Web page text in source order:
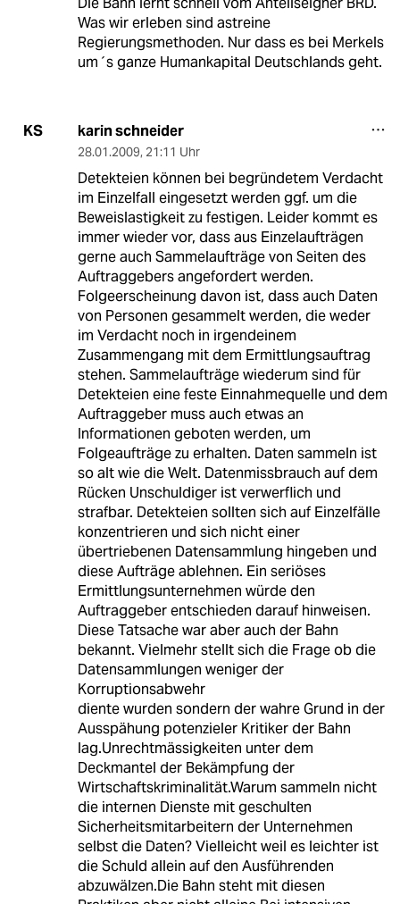
Was wir erleben sind astreine
Regierungsmethoden. Nur dass es bei Merkels
um´s ganze Humankapital Deutschlands geht.
KS karin schneider
28.01.2009, 21:11 Uhr
Detekteien können bei begründetem Verdacht
im Einzelfall eingesetzt werden ggf. um die
Beweislastigkeit zu festigen. Leider kommt es
immer wieder vor, dass aus Einzelaufträgen
gerne auch Sammelaufträge von Seiten des
Auftraggebers angefordert werden.
Folgeerscheinung davon ist, dass auch Daten
von Personen gesammelt werden, die weder
im Verdacht noch in irgendeinem
Zusammengang mit dem Ermittlungsauftrag
stehen. Sammelaufträge wiederum sind für
Detekteien eine feste Einnahmequelle und dem
Auftraggeber muss auch etwas an
Informationen geboten werden, um
Folgeaufträge zu erhalten. Daten sammeln ist
so alt wie die Welt. Datenmissbrauch auf dem
Rücken Unschuldiger ist verwerflich und
strafbar. Detekteien sollten sich auf Einzelfälle
konzentrieren und sich nicht einer
übertriebenen Datensammlung hingeben und
diese Aufträge ablehnen. Ein seriöses
Ermittlungsunternehmen würde den
Auftraggeber entschieden darauf hinweisen.
Diese Tatsache war aber auch der Bahn
bekannt. Vielmehr stellt sich die Frage ob die
Datensammlungen weniger der
Korruptionsabwehr
diente wurden sondern der wahre Grund in der
Ausspähung potenzieler Kritiker der Bahn
lag.Unrechtmässigkeiten unter dem
Deckmantel der Bekämpfung der
Wirtschaftskriminalität.Warum sammeln nicht
die internen Dienste mit geschulten
Sicherheitsmitarbeitern der Unternehmen
selbst die Daten? Vielleicht weil es leichter ist
die Schuld allein auf den Ausführenden
abzuwälzen.Die Bahn steht mit diesen